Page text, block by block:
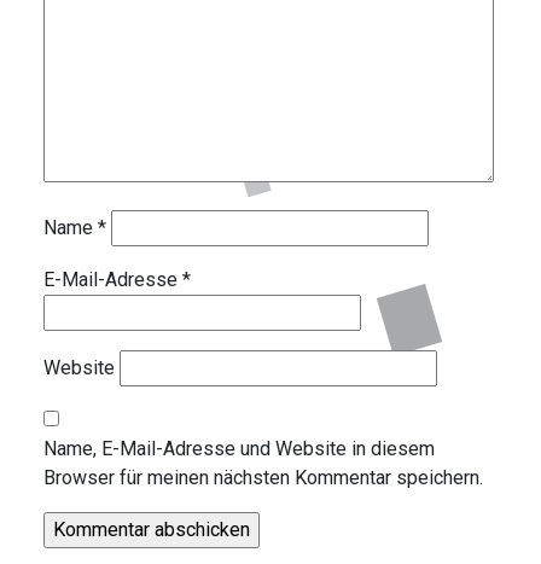
Name *
E-Mail-Adresse *
Website
Name, E-Mail-Adresse und Website in diesem
Browser für meinen nächsten Kommentar speichern.